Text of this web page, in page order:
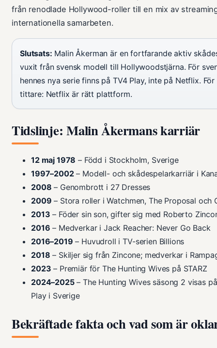
från renodlade Hollywood-roller till en mix av
internationella samarbeten.
Slutsats: Malin Åkerman är en fortfarande aktiv
vuxit från svensk modell till Hollywoodstjärna. För
hennes nya serie finns på TV4 Play, inte på Netflix.
tittare: Netflix är rätt plattform.
Tidslinje: Malin Åkermans karriär
12 maj 1978 – Född i Stockholm, Sverige
1997–2002– Modell- och skådespelarkarriär i
2008 – Genombrott i 27 Dresses
2009 – Stora roller i Watchmen, The Proposal och
2013 – Föder sin son, gifter sig med Roberto
2016 – Medverkar i Jack Reacher: Never Go Back
2016–2019 – Huvudroll i TV-serien Billions
2018 – Skiljer sig från Zincone; medverkar i
2023 – Premiär för The Hunting Wives på STARZ
2024–2025– The Hunting Wives säsong 2 visas
Play i Sverige
Bekräftade fakta och vad som är